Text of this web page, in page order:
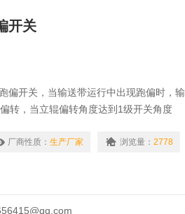
开关
偏开关，当输送带运行中出现跑偏时，输
转，当立辊偏转角度达到1级开关角度
跑偏故障自动停机。当跑偏故障排除后，
厂商性质： 生产厂家 浏览量： 2778